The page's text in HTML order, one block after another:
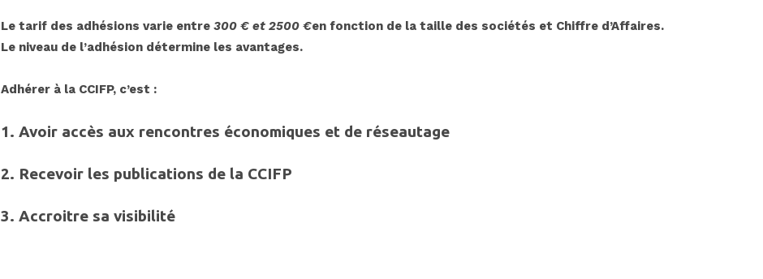
Le tarif des adhésions varie entre 300 € et 2500 €en fonction de la taille des sociétés et Chiffre d’Affaires.
Le niveau de l’adhésion détermine les avantages.
Adhérer à la CCIFP, c’est :
1. Avoir accès aux rencontres économiques et de réseautage
2. Recevoir les publications de la CCIFP
3. Accroitre sa visibilité